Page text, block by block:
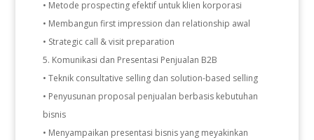
• Metode prospecting efektif untuk klien korporasi
• Membangun first impression dan relationship awal
• Strategic call & visit preparation
Komunikasi dan Presentasi Penjualan B2B
• Teknik consultative selling dan solution-based selling
• Penyusunan proposal penjualan berbasis kebutuhan
bisnis
• Menyampaikan presentasi bisnis yang meyakinkan